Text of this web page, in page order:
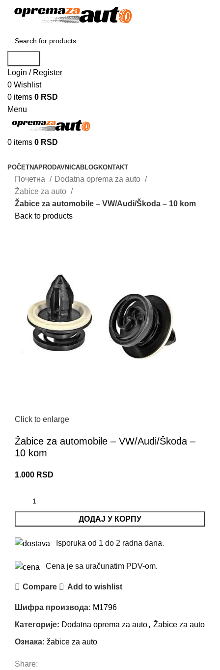
Login / Register
0 Wishlist
0 items 0 RSD
Menu
0 items 0 RSD
POČETNAPRODAVNICABLOGKONTAKT
Почетна
Dodatna oprema za auto
Žabice za auto
Žabice za automobile – VW/Audi/Škoda – 10 kom
Back to products
Click to enlarge
Žabice za automobile – VW/Audi/Škoda –
10 kom
1.000 RSD
ДОДАЈ У КОРПУ
Isporuka od 1 do 2 radna dana.
Cena je sa uračunatim PDV-om.
Compare Add to wishlist
Шифра производа: M1796
Категорије: Dodatna oprema za auto, Žabice za auto
Ознака: žabice za auto
Share: